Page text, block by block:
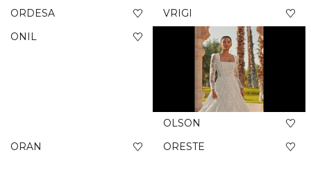
ORDESA
VRIGI
ONIL
OLSON
ORAN
ORESTE